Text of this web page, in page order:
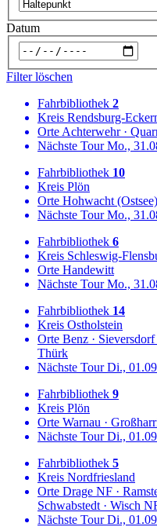
Datum
Filter löschen
Fahrbibliothek 2
Kreis Rendsburg-
Orte Achterwehr·
Nächste TourMo.,
Fahrbibliothek 10
Kreis Plön
Orte Hohwacht (Ostsee)
Nächste TourMo.,
Fahrbibliothek 6
Kreis Schleswig-
Orte Handewitt
Nächste TourMo.,
Fahrbibliothek 14
Kreis Ostholstein
Orte Benz · Sieversdorf
Thürk
Nächste TourDi.,
Fahrbibliothek 9
Kreis Plön
Orte Warnau ·
Nächste TourDi.,
Fahrbibliothek 5
Kreis Nordfriesland
Orte Drage NF ·
Schwabstedt · Wisch
Nächste TourDi.,